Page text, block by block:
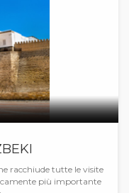
racchiude tutte le visite
più importante